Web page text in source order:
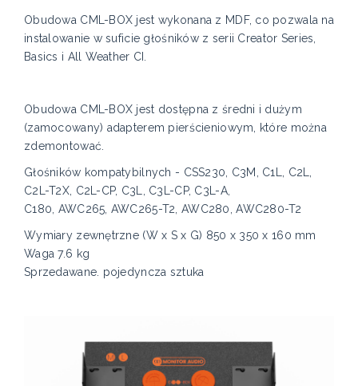
Obudowa CML-BOX jest wykonana z MDF, co pozwala na
instalowanie w suficie głośników z serii Creator Series,
Basics i All Weather CI.
Obudowa CML-BOX jest dostępna z średni i dużym
(zamocowany) adapterem pierścieniowym, które można
zdemontować.
Głośników kompatybilnych - CSS230, C3M, C1L, C2L,
C2L-T2X, C2L-CP, C3L, C3L-CP, C3L-A,
C180, AWC265, AWC265-T2, AWC280, AWC280-T2
Wymiary zewnętrzne (W x S x G) 850 x 350 x 160 mm
Waga 7.6 kg
Sprzedawane. pojedyncza sztuka